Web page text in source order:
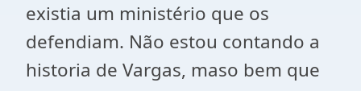
existia um ministério que os
defendiam. Não estou contando a
historia de Vargas, maso bem que